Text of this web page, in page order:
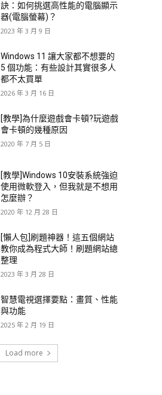
訣：如何挑選高性能的電腦顯示
器(電腦螢幕)？
2023 年 3 月 9 日
Windows 11 讓大家都不想要的
5 個功能：有些設計其實很多人
都不太買單
2026 年 3 月 16 日
[教學]為什麼遊戲會卡頓?玩遊戲
會卡頓的幾種原因
2020 年 7 月 5 日
[教學]Windows 10安裝系統強迫
使用微軟登入，但我就是不想用
怎麼辦？
2020 年 12 月 28 日
[懶人包]刷題神器！這五個網站
教你成為程式大師！刷題網站總
整理
2023 年 3 月 28 日
智慧電視選擇要點：畫質、性能
與功能
2025 年 2 月 19 日
Load more